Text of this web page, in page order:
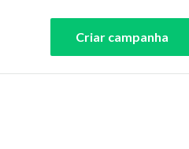
Criar campanha